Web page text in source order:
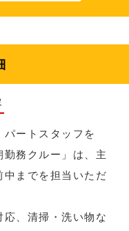
ートスタッフを
勤務クルー」は、主
中までを担当いただ
、清掃・洗い物な